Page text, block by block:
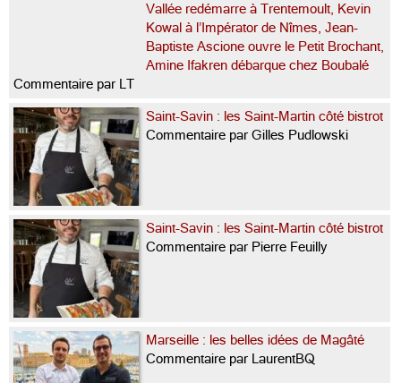
Vallée redémarre à Trentemoult, Kevin
Kowal à l’Impérator de Nîmes, Jean-
Baptiste Ascione ouvre le Petit Brochant,
Amine Ifakren débarque chez Boubalé
Commentaire par LT
Saint-Savin : les Saint-Martin côté bistrot
Commentaire par Gilles Pudlowski
Saint-Savin : les Saint-Martin côté bistrot
Commentaire par Pierre Feuilly
Marseille : les belles idées de Magâté
Commentaire par LaurentBQ